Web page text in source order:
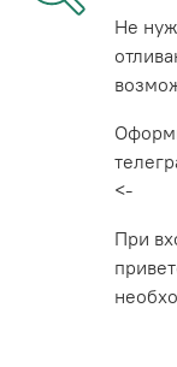
Не
<-
При